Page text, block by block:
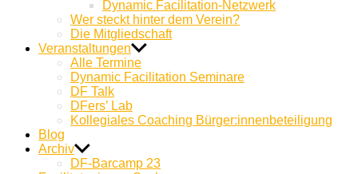
Dynamic Facilitation-Netzwerk
Wer steckt hinter dem Verein?
Die Mitgliedschaft
Veranstaltungen
Alle Termine
Dynamic Facilitation Seminare
DF Talk
DFers’ Lab
Kollegiales Coaching Bürger:innenbeteiligung
Blog
Archiv
DF-Barcamp 23